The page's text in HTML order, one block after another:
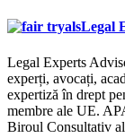
Legal
Legal Experts
experți, avocați,
expertiză în drept
membre ale UE.
Biroul Consultativ